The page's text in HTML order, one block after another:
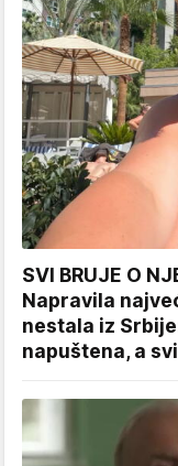
SVI BRUJE O
Napravila
nestala iz
napuštena, a